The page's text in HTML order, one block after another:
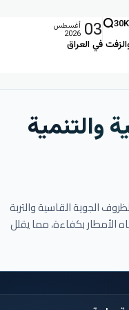
في العراق
30K
03 أغسطس
2026
والتنمية
الجوية القاسية والتربة
الأمطار بكفاءة، مما يقلل